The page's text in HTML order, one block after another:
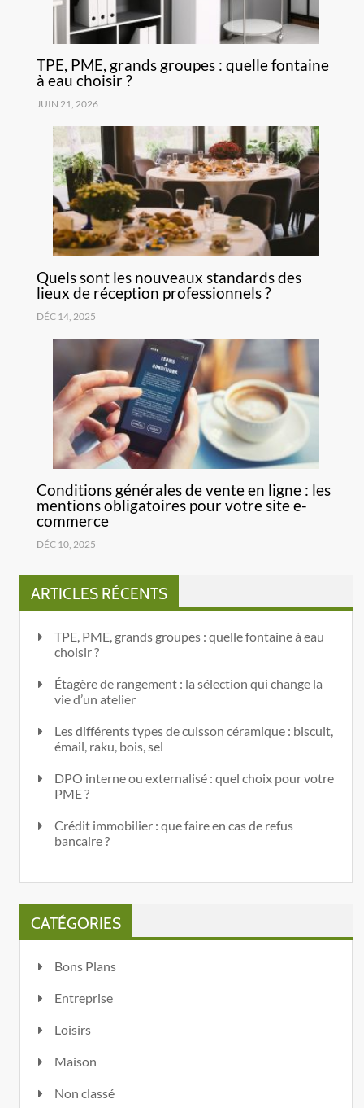
TPE, PME, grands groupes : quelle fontaine
à eau choisir ?
JUIN 21, 2026
Quels sont les nouveaux standards des
lieux de réception professionnels ?
DÉC 14, 2025
Conditions générales de vente en ligne : les
mentions obligatoires pour votre site e-
commerce
DÉC 10, 2025
ARTICLES RÉCENTS
TPE, PME, grands groupes : quelle fontaine à eau
choisir ?
Étagère de rangement : la sélection qui change la
vie d’un atelier
Les différents types de cuisson céramique : biscuit,
émail, raku, bois, sel
DPO interne ou externalisé : quel choix pour votre
PME ?
Crédit immobilier : que faire en cas de refus
bancaire ?
CATÉGORIES
Bons Plans
Entreprise
Loisirs
Maison
Non classé